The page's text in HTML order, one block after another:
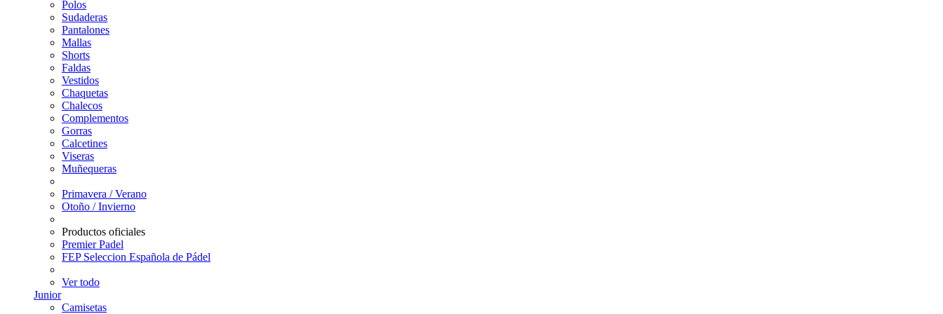
Polos
Sudaderas
Pantalones
Mallas
Shorts
Faldas
Vestidos
Chaquetas
Chalecos
Complementos
Gorras
Calcetines
Viseras
Muñequeras
Primavera / Verano
Otoño / Invierno
Productos oficiales
Premier Padel
FEP Seleccion Española de Pádel
Ver todo
Junior
Camisetas